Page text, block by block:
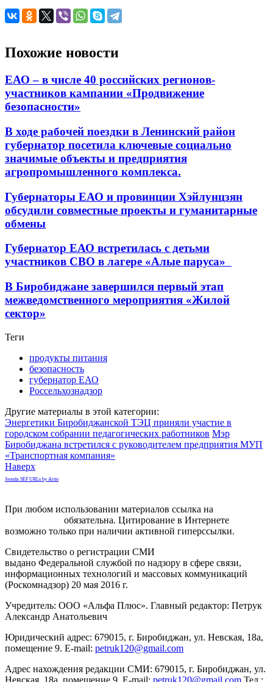
Похожие новости
ЕАО – в числе 40 российских регионов-
участников кампании «Продвижение
безопасности»
В ходе рабочей поездки в Ленинский район
губернатор посетила ключевые социально
значимые объекты и предприятия
агропромышленного комплекса.
Губернаторы ЕАО и провинции Хэйлунцзян
обсудили совместные проекты и гуманитарные
обмены
Губернатор ЕАО встретилась с детьми
участников СВО в лагере «Алые паруса»
В Биробиджане завершился первый этап
межведомственного мероприятия «Жилой
сектор»
Теги
продукты питания
безопасность
губернатор ЕАО
Россельхознадзор
Другие материалы в этой категории:
Энергетики Биробиджанской ТЭЦ приняли участие в
городском собрании педагогических работников Мэр
Биробиджана встретился с руководителем предприятия МУП
«Транспортная компания»
Наверх
Joomla SEF URLs by Artio
При любом использовании материалов ссылка на
обязательна. Цитирование в Интернете
возможно только при наличии активной гиперссылки.
Свидетельство о регистрации СМИ
выдано Федеральной службой по надзору в сфере связи,
информационных технологий и массовых коммуникаций
(Роскомнадзор) 20 мая 2016 г.
Учредитель: ООО «Альфа Плюс». Главный редактор: Петрук
Александр Анатольевич
Юридический адрес: 679015, г. Биробиджан, ул. Невская, 18а,
помещение 9. E-mail: petruk120@gmail.com
Адрес нахождения редакции СМИ: 679015, г. Биробиджан, ул.
Невская, 18а, помещение 9. E-mail: petruk120@gmail.com Тел.: